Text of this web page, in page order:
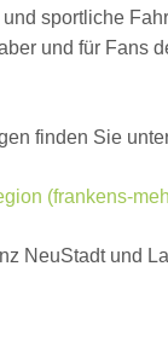
sportliche
und für Fans
finden Sie
(frankens-
NeuStadt und